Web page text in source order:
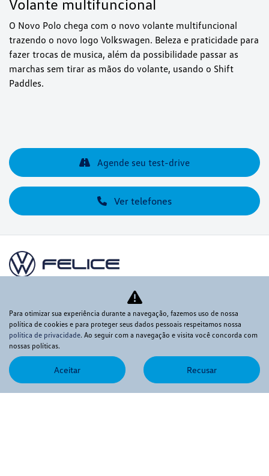
Volante multifuncional
O Novo Polo chega com o novo volante multifuncional
trazendo o novo logo Volkswagen. Beleza e praticidade para
fazer trocas de musica, além da possibilidade passar as
marchas sem tirar as mãos do volante, usando o Shift
Paddles.
Ver telefones
Agende seu test-drive
Novos
Mapa do site
Política de privacidade
Para otimizar sua experiência durante a navegação, fazemos uso de nossa
política de cookies e para proteger seus dados pessoais respeitamos nossa
política de privacidade. Ao seguir com a navegação e visita você concorda com
nossas políticas.
Aceitar Recusar